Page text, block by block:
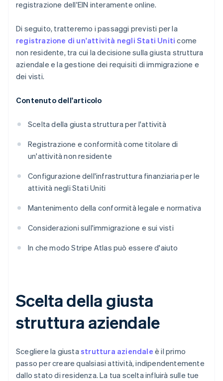
registrazione dell'EIN interamente online.
Di seguito, tratteremo i passaggi previsti per la
registrazione di un'attività negli Stati Uniti come
non residente, tra cui la decisione sulla giusta struttura
aziendale e la gestione dei requisiti di immigrazione e
dei visti.
Contenuto dell'articolo
Scelta della giusta struttura per l'attività
Registrazione e conformità come titolare di
un'attività non residente
Configurazione dell'infrastruttura finanziaria per le
attività negli Stati Uniti
Mantenimento della conformità legale e normativa
Considerazioni sull'immigrazione e sui visti
In che modo Stripe Atlas può essere d'aiuto
Scelta della giusta
struttura aziendale
Scegliere la giustastruttura aziendale è il primo
passo per creare qualsiasi attività, indipendentemente
dallo stato di residenza. La tua scelta influirà sulle tue